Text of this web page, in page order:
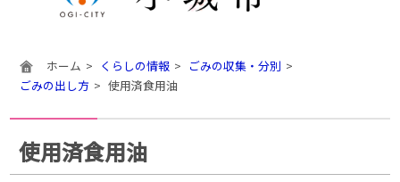
ホーム くらしの情報
ごみの収集・分別
ごみの出し方
使用済食用油
使用済食用油